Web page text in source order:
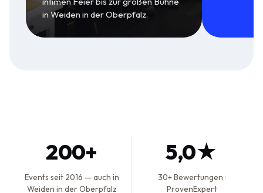
in Weiden in der Oberpfalz.
200+
Events seit 2016 — auch in
Weiden in der Oberpfalz
5,0★
30+ Bewertungen ·
ProvenExpert